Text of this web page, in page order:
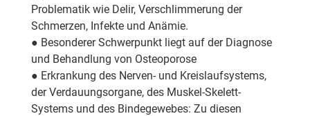
Problematik wie Delir, Verschlimmerung der
Schmerzen, Infekte und Anämie.
● Besonderer Schwerpunkt liegt auf der Diagnose
und Behandlung von Osteoporose
● Erkrankung des Nerven- und Kreislaufsystems,
der Verdauungsorgane, des Muskel-Skelett-
Systems und des Bindegewebes: Zu diesen